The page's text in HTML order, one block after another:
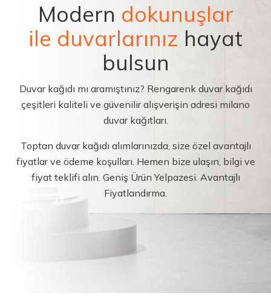
Modern dokunuşlar
ile duvarlarınız hayat
bulsun
Duvar kağıdı mı aramıştınız? Rengarenk duvar kağıdı
çeşitleri kaliteli ve güvenilir alışverişin adresi milano
duvar kağıtları.
Toptan duvar kağıdı alımlarınızda, size özel avantajlı
fiyatlar ve ödeme koşulları. Hemen bize ulaşın, bilgi ve
fiyat teklifi alın. Geniş Ürün Yelpazesi. Avantajlı
Fiyatlandırma.